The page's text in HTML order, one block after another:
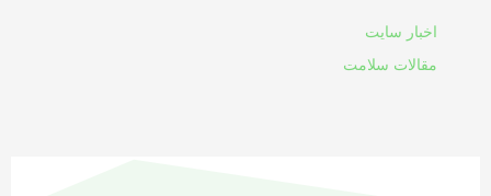
اخبار سایت
مقالات سلامت